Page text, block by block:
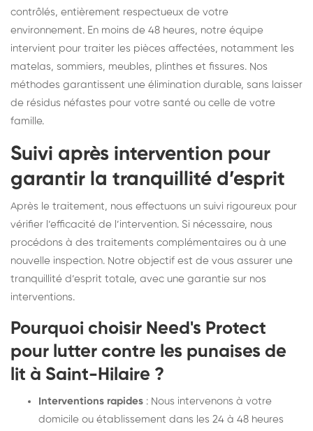
contrôlés, entièrement respectueux de votre
environnement. En moins de 48 heures, notre équipe
intervient pour traiter les pièces affectées, notamment les
matelas, sommiers, meubles, plinthes et fissures. Nos
méthodes garantissent une élimination durable, sans laisser
de résidus néfastes pour votre santé ou celle de votre
famille.
Suivi après intervention pour
garantir la tranquillité d’esprit
Après le traitement, nous effectuons un suivi rigoureux pour
vérifier l’efficacité de l’intervention. Si nécessaire, nous
procédons à des traitements complémentaires ou à une
nouvelle inspection. Notre objectif est de vous assurer une
tranquillité d’esprit totale, avec une garantie sur nos
interventions.
Pourquoi choisir Need's Protect
pour lutter contre les punaises de
lit à Saint-Hilaire ?
Interventions rapides : Nous intervenons à votre
domicile ou établissement dans les 24 à 48 heures